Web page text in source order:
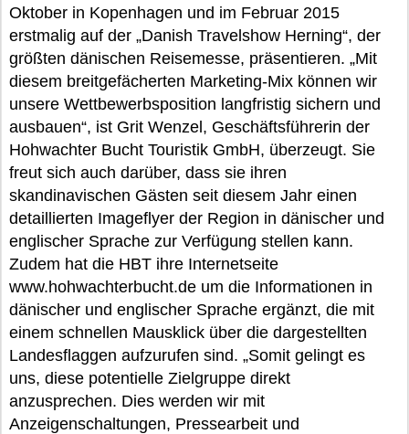
Oktober in Kopenhagen und im Februar 2015
erstmalig auf der „Danish Travelshow Herning“, der
größten dänischen Reisemesse, präsentieren. „Mit
diesem breitgefächerten Marketing-Mix können wir
unsere Wettbewerbsposition langfristig sichern und
ausbauen“, ist Grit Wenzel, Geschäftsführerin der
Hohwachter Bucht Touristik GmbH, überzeugt. Sie
freut sich auch darüber, dass sie ihren
skandinavischen Gästen seit diesem Jahr einen
detaillierten Imageflyer der Region in dänischer und
englischer Sprache zur Verfügung stellen kann.
Zudem hat die HBT ihre Internetseite
www.hohwachterbucht.de um die Informationen in
dänischer und englischer Sprache ergänzt, die mit
einem schnellen Mausklick über die dargestellten
Landesflaggen aufzurufen sind. „Somit gelingt es
uns, diese potentielle Zielgruppe direkt
anzusprechen. Dies werden wir mit
Anzeigenschaltungen, Pressearbeit und